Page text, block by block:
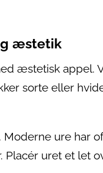
æstetik
æstetisk appel.
sorte eller
ure har
Placér uret et let